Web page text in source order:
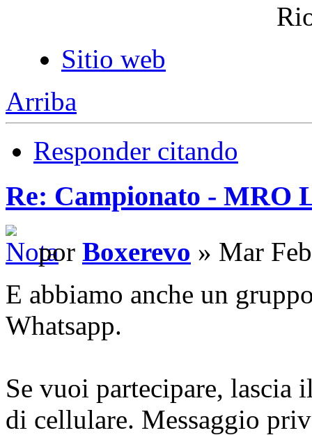
Sitio web
Arriba
Responder citando
Re: Campionato - MRO
por Boxerevo » Mar
E abbiamo anche un
Whatsapp.
Se vuoi partecipare, lascia
di cellulare. Messaggio